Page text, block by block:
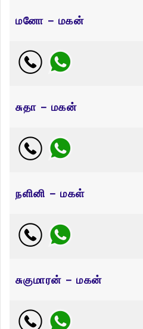
மனோ – மகன்
சுதா – மகன்
நளினி – மகள்
சுகுமாரன் – மகன்